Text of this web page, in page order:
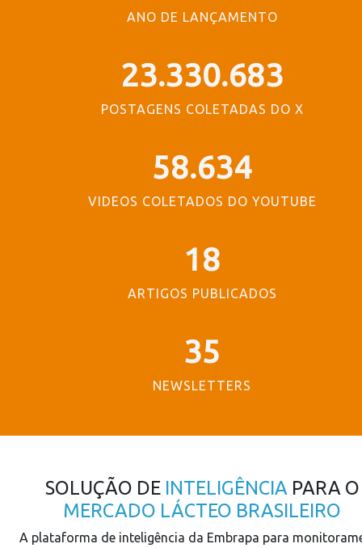
ANO DE LANÇAMENTO
23.330.683
POSTAGENS COLETADAS DO X
58.634
VIDEOS COLETADOS DO YOUTUBE
18
ARTIGOS PUBLICADOS
35
NEWSLETTERS
SOLUÇÃO DEINTELIGÊNCIA PARA O
MERCADO LÁCTEO BRASILEIRO
A plataforma de inteligência da Embrapa para